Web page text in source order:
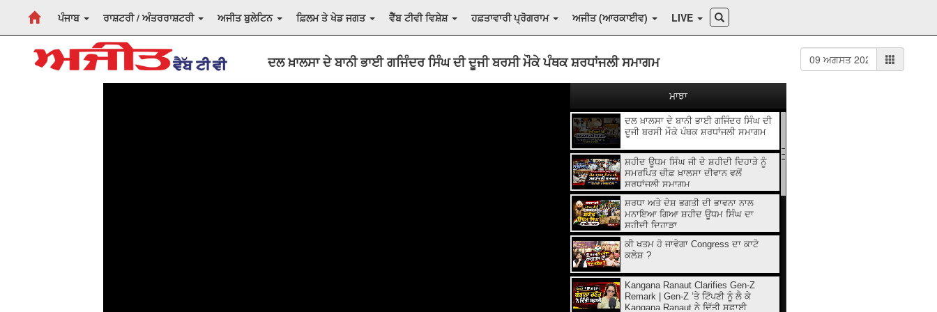
ਪੰਜਾਬ ਰਾਸ਼ਟਰੀ / ਅੰਤਰਰਾਸ਼ਟਰੀ ਅਜੀਤ ਬੁਲੇਟਿਨ ਫ਼ਿਲਮ ਤੇ ਖੇਡ ਜਗਤ ਵੈੱਬ ਟੀਵੀ ਵਿਸ਼ੇਸ਼ ਹਫ਼ਤਾਵਾਰੀ ਪ੍ਰੋਗਰਾਮ ਅਜੀਤ (ਆਰਕਾਈਵ) LIVE
ਦਲ ਖ਼ਾਲਸਾ ਦੇ ਬਾਨੀ ਭਾਈ ਗਜਿੰਦਰ ਸਿੰਘ ਦੀ ਦੂਜੀ ਬਰਸੀ ਮੌਕੇ ਪੰਥਕ ਸ਼ਰਧਾਂਜਲੀ ਸਮਾਗਮ
ਦਲ ਖ਼ਾਲਸਾ ਦੇ ਬਾਨੀ ਭਾਈ ਗਜਿੰਦਰ ਸਿੰਘ ਦੀ
ਦੂਜੀ ਬਰਸੀ ਮੌਕੇ ਪੰਥਕ ਸ਼ਰਧਾਂਜਲੀ ਸਮਾਗਮ
ਸ਼ਹੀਦ ਊਧਮ ਸਿੰਘ ਜੀ ਦੇ ਸ਼ਹੀਦੀ ਦਿਹਾੜੇ ਨੂੰ
ਸਮਰਪਿਤ ਚੀਫ਼ ਖ਼ਾਲਸਾ ਦੀਵਾਨ ਵਲੋਂ
ਸ਼ਰਧਾਂਜਲੀ ਸਮਾਗਮ
ਸ਼ਰਧਾ ਅਤੇ ਦੇਸ਼ ਭਗਤੀ ਦੀ ਭਾਵਨਾ ਨਾਲ
ਮਨਾਇਆ ਗਿਆ ਸ਼ਹੀਦ ਊਧਮ ਸਿੰਘ ਦਾ
ਸ਼ਹੀਦੀ ਦਿਹਾੜਾ
ਕੀ ਖਤਮ ਹੋ ਜਾਵੇਗਾ Congress ਦਾ ਕਾਟੋ
ਕਲੇਸ਼ ?
Kangana Ranaut Clarifies Gen-Z
Remark | Gen-Z ’ਤੇ ਟਿੱਪਣੀ ਨੂੰ ਲੈ ਕੇ
Kangana Ranaut ਨੇ ਦਿੱਤੀ ਸਫ਼ਾਈ
ਮਾਝਾ